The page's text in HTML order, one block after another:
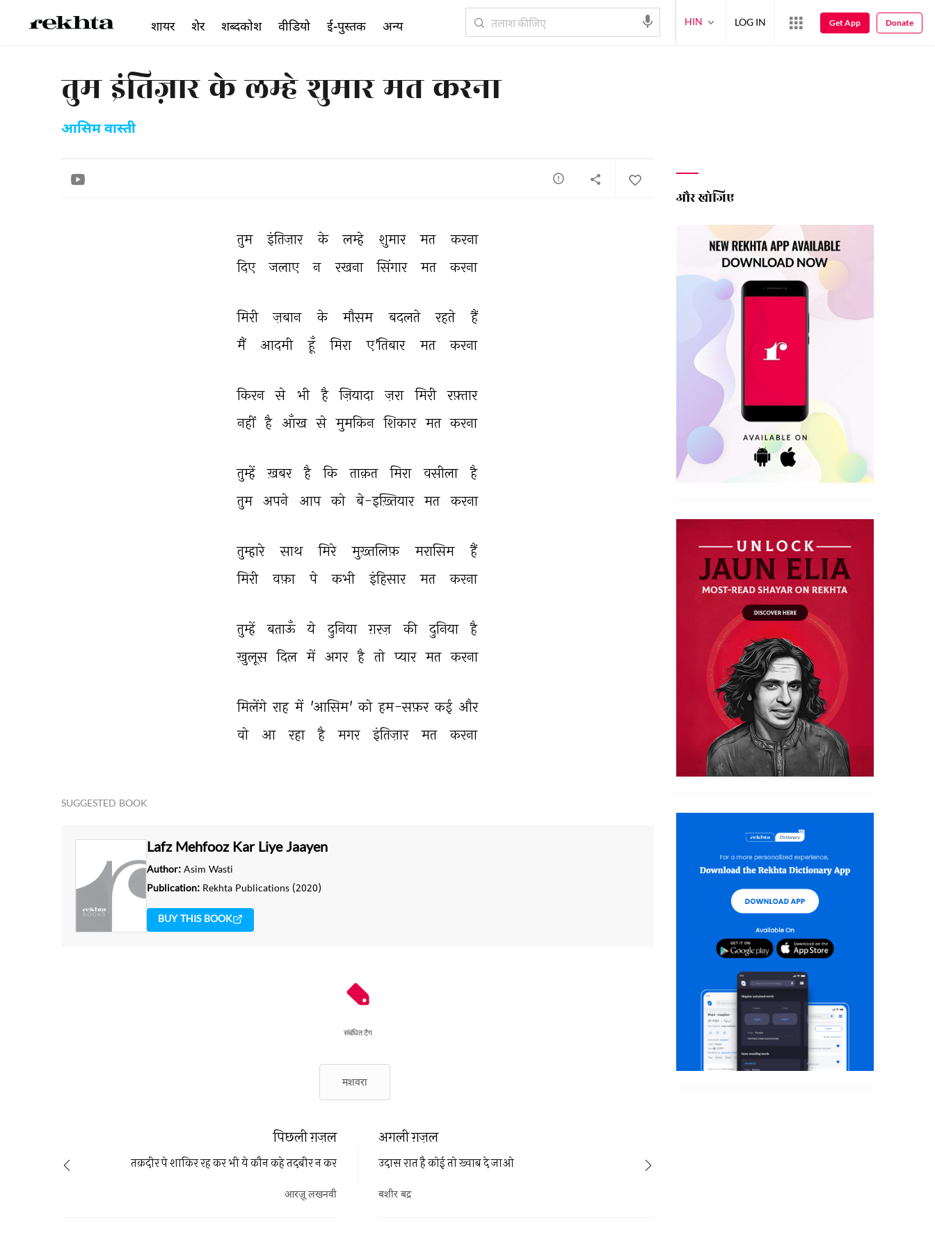
तुम इंतिज़ार के लम्हे शुमार मत करना
आसिम वास्ती
तुम इंतिज़ार के लम्हे शुमार मत
करना
दिए
जलाए न रखना सिंगार मत करना
मिरी ज़बान के मौसम बदलते रहते
हैं
मैं
आदमी हूँ मिरा ए'तिबार मत करना
किरन से भी है ज़ियादा ज़रा मिरी
रफ़्तार
नहीं है आँख से मुमकिन शिकार मत करना
तुम्हें ख़बर है कि ताक़त मिरा वसीला
है
तुम अपने आप को बे-इख़्तियार मत करना
तुम्हारे साथ मिरे मुख़्तलिफ़ मरासिम
हैं
मिरी
वफ़ा पे कभी इंहिसार मत करना
तुम्हें बताऊँ ये दुनिया ग़रज़ की दुनिया
है
ख़ुलूस दिल में अगर है तो प्यार मत करना
मिलेंगे राह में 'आसिम' को हम-सफ़र कई और
वो
आ रहा है मगर इंतिज़ार मत करना
SUGGESTED BOOK
Lafz Mehfooz Kar Liye Jaayen
Author: Asim Wasti
Publication: Rekhta Publications (2020)
BUY THIS BOOK
संबंधित टैग
मशवरा
अगली ग़ज़ल
उदास रात है कोई तो ख़्वाब दे जाओ
बशीर बद्र
पिछली ग़ज़ल
तक़दीर पे शाकिर रह कर भी ये कौन कहे तदबीर न कर
आरज़ू लखनवी
और खोजिए
शायर शेर शब्दकोश वीडियो ई-पुस्तक अन्य HIN LOG IN Get App Donate